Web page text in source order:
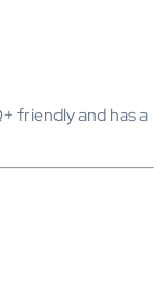
friendly and has a